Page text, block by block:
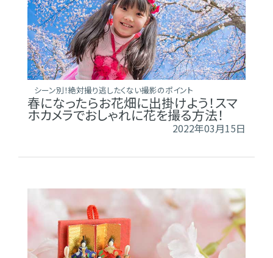
シーン別！絶対撮り逃したくない撮影のポイント
春になったらお花畑に出掛けよう！スマ
ホカメラでおしゃれに花を撮る方法！
2022年03月15日